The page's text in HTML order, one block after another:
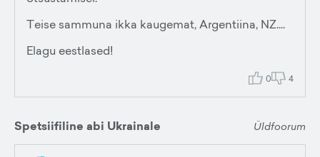
Teise sammuna ikka kaugemat, Argentiina, NZ....
Elagu eestlased!
0 4
Spetsiifiline abi Ukrainale Üldfoorum